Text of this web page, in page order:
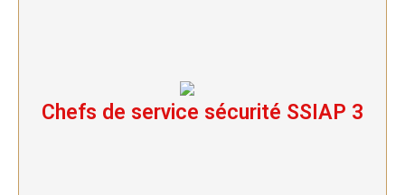
Chefs de service sécurité SSIAP 3
Chefs de service sécurité SSIAP 3